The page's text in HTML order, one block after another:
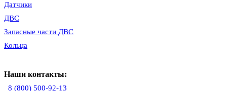
Датчики
ДВС
Запасные части ДВС
Кольца
Наши контакты:
8 (800) 500-92-13